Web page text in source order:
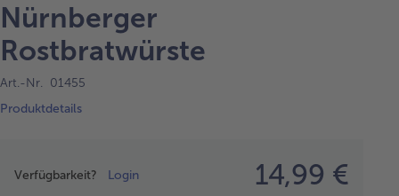
Nürnberger
Rostbratwürste
Art.-Nr. 01455
Produktdetails
Verfügbarkeit? Login 14,99 €